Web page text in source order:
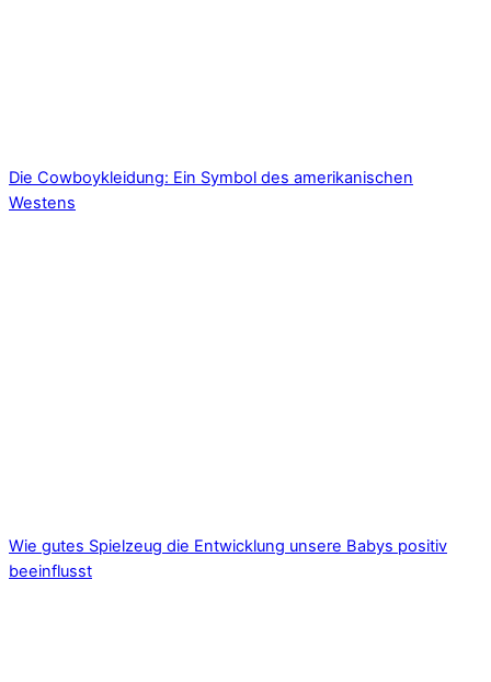
Die Cowboykleidung: Ein Symbol des amerikanischen
Westens
Wie gutes Spielzeug die Entwicklung unsere Babys positiv
beeinflusst